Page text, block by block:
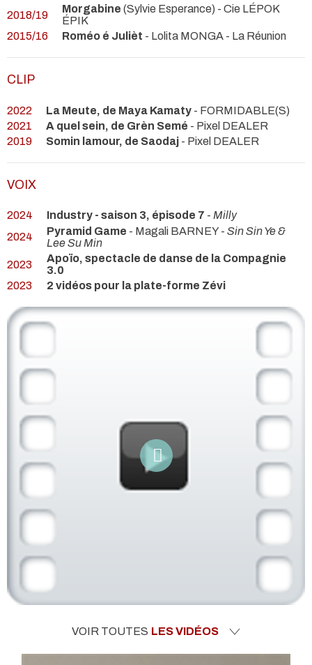
VOIR TOUTES LES VIDÉOS
2018/19
Morgabine (Sylvie Esperance) - Cie LÉPOK
ÉPIK
2015/16
Roméo é Julièt - Lolita MONGA - La Réunion
CLIP
2022 La Meute, de Maya Kamaty - FORMIDABLE(S)
2021
A quel sein, de Grèn Semé - Pixel DEALER
2019
Somin lamour, de Saodaj - Pixel DEALER
VOIX
2024 Industry - saison 3, épisode 7 - Milly
2024
Pyramid Game - Magali BARNEY - Sin Sin Ye &
Lee Su Min
2023
Apoïo, spectacle de danse de la Compagnie
3.0
2023
2 vidéos pour la plate-forme Zévi